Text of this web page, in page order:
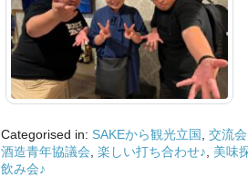
Categorised in: SAKEから観光立国 交流会
酒造青年協議会 楽しい打ち合わせ♪ 美味
飲み会♪